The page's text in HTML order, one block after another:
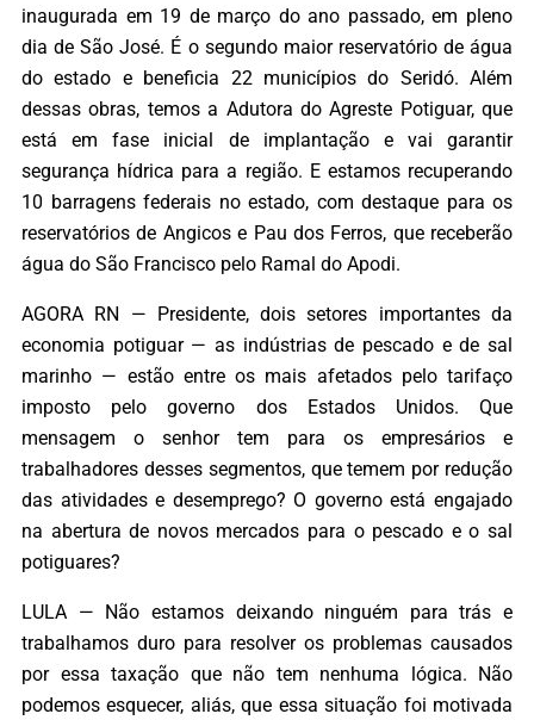
inaugurada em 19 de março do ano passado, em pleno
dia de São José. É o segundo maior reservatório de água
do estado e beneficia 22 municípios do Seridó. Além
dessas obras, temos a Adutora do Agreste Potiguar, que
está em fase inicial de implantação e vai garantir
segurança hídrica para a região. E estamos recuperando
10 barragens federais no estado, com destaque para os
reservatórios de Angicos e Pau dos Ferros, que receberão
água do São Francisco pelo Ramal do Apodi.
AGORA RN — Presidente, dois setores importantes da
economia potiguar — as indústrias de pescado e de sal
marinho — estão entre os mais afetados pelo tarifaço
imposto pelo governo dos Estados Unidos. Que
mensagem o senhor tem para os empresários e
trabalhadores desses segmentos, que temem por redução
das atividades e desemprego? O governo está engajado
na abertura de novos mercados para o pescado e o sal
potiguares?
LULA — Não estamos deixando ninguém para trás e
trabalhamos duro para resolver os problemas causados
por essa taxação que não tem nenhuma lógica. Não
podemos esquecer, aliás, que essa situação foi motivada